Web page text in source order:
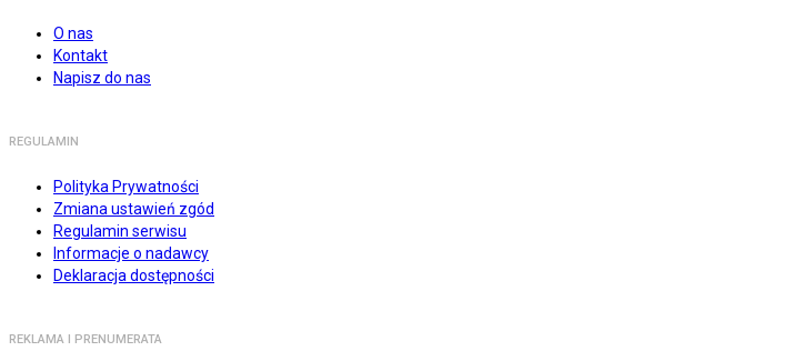
O nas
Kontakt
Napisz do nas
REGULAMIN
Polityka Prywatności
Zmiana ustawień zgód
Regulamin serwisu
Informacje o nadawcy
Deklaracja dostępności
REKLAMA I PRENUMERATA